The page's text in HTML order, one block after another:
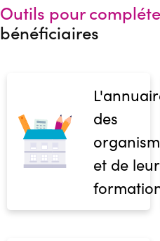
Outils pour
bénéficiaires
des
et de